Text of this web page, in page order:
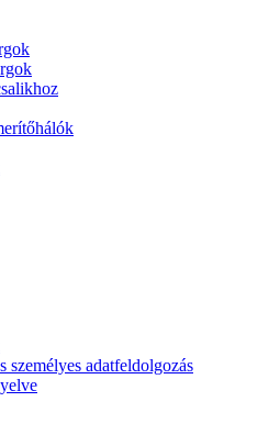
személyes adatfeldolgozás